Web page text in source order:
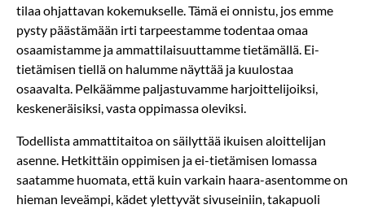
tilaa ohjattavan kokemukselle. Tämä ei onnistu, jos emme
pysty päästämään irti tarpeestamme todentaa omaa
osaamistamme ja ammattilaisuuttamme tietämällä. Ei-
tietämisen tiellä on halumme näyttää ja kuulostaa
osaavalta. Pelkäämme paljastuvamme harjoittelijoiksi,
keskeneräisiksi, vasta oppimassa oleviksi.
Todellista ammattitaitoa on säilyttää ikuisen aloittelijan
asenne. Hetkittäin oppimisen ja ei-tietämisen lomassa
saatamme huomata, että kuin varkain haara-asentomme on
hieman leveämpi, kädet ylettyvät sivuseiniin, takapuoli